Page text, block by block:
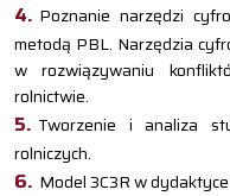
Poznanie narzędzi
metodą PBL. Narzędzia
w rozwiązywaniu
rolnictwie.
Tworzenie i analiza
rolniczych.
Model 3C3R w